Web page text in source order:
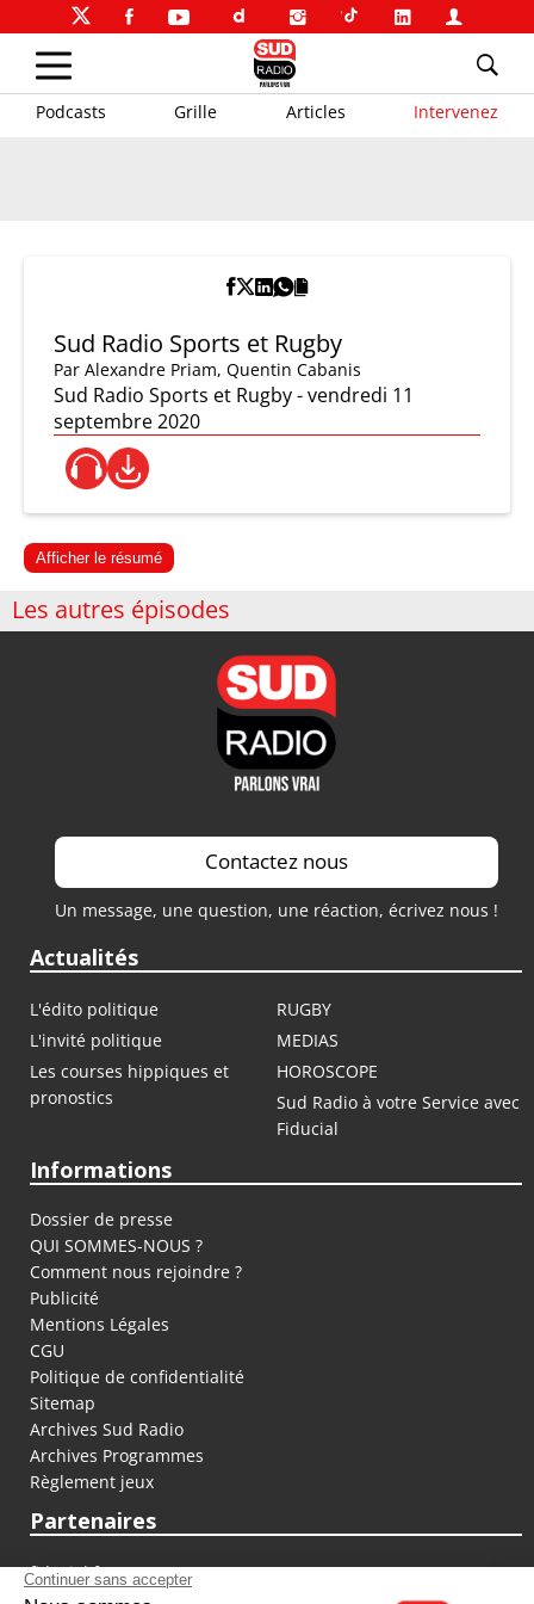
Podcasts Grille Articles Intervenez
Sud Radio Sports et Rugby
Par Alexandre Priam, Quentin Cabanis
Sud Radio Sports et Rugby - vendredi 11
septembre 2020
Afficher le résumé
Les autres épisodes
Contactez nous
Un message, une question, une réaction, écrivez nous !
Actualités
L'édito politique
RUGBY
L'invité politique
MEDIAS
Les courses hippiques et
pronostics
HOROSCOPE
Sud Radio à votre Service avec
Fiducial
Informations
Dossier de presse
QUI SOMMES-NOUS ?
Comment nous rejoindre ?
Publicité
Mentions Légales
CGU
Politique de confidentialité
Sitemap
Archives Sud Radio
Archives Programmes
Règlement jeux
Partenaires
fiducial.fr